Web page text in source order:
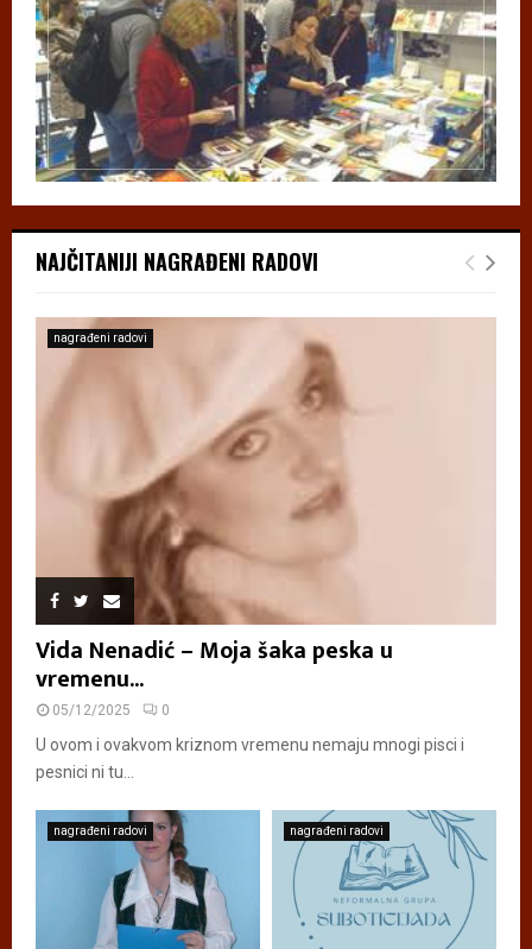
NAJČITANIJI NAGRAĐENI RADOVI
nagrađeni radovi
Vida Nenadić – Moja šaka peska u
vremenu...
05/12/2025 0
U ovom i ovakvom kriznom vremenu nemaju mnogi pisci i
pesnici ni tu...
nagrađeni radovi nagrađeni radovi